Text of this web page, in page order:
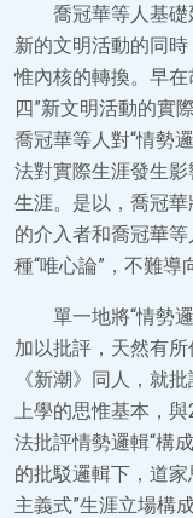
喬冠華等人基
新的文明活動的同
惟內核的轉換。早
四”新文明活動的實
喬冠華等人對“情勢
法對實際生涯發生影
生涯。是以，喬冠華
的介入者和喬冠華
種“唯心論”，不難導
單一地將“情勢
加以批評，天然有
《新潮》同人，就
上學的思惟基本，
法批評情勢邏輯“構
的批駁邏輯下，道家
主義式”生涯立場構